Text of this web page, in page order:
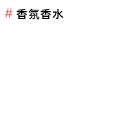
香氛香水